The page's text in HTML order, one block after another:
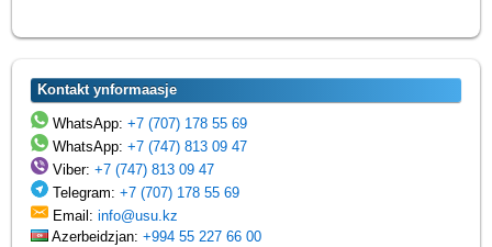
Kontakt ynformaasje
WhatsApp:+7 (707) 178 55 69
WhatsApp:+7 (747) 813 09 47
Viber:+7 (747) 813 09 47
Telegram:+7 (707) 178 55 69
Email:info@usu.kz
Azerbeidzjan:+994 55 227 66 00